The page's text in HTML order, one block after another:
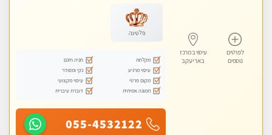
לפרטים
נוספים
עיסוי במרכז
באר יעקב
פלטינה
מקלחת
חניה חינם
עיסוי מרגיע
נקי ומסודר
מקום פרטי
עיסוי מקצועי
תמונה אמיתית
דוברת עיברית
055-4532122